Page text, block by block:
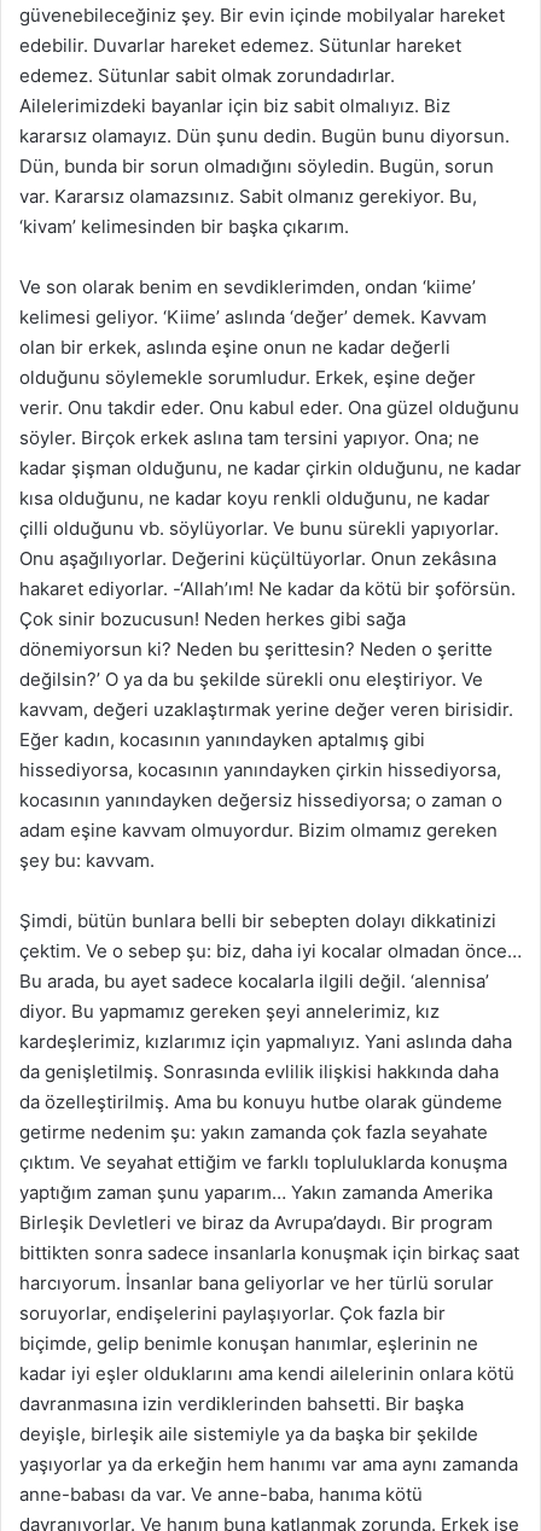
güvenebileceğiniz şey. Bir evin içinde mobilyalar hareket
edebilir. Duvarlar hareket edemez. Sütunlar hareket
edemez. Sütunlar sabit olmak zorundadırlar.
Ailelerimizdeki bayanlar için biz sabit olmalıyız. Biz
kararsız olamayız. Dün şunu dedin. Bugün bunu diyorsun.
Dün, bunda bir sorun olmadığını söyledin. Bugün, sorun
var. Kararsız olamazsınız. Sabit olmanız gerekiyor. Bu,
‘kivam’ kelimesinden bir başka çıkarım.
Ve son olarak benim en sevdiklerimden, ondan ‘kiime’
kelimesi geliyor. ‘Kiime’ aslında ‘değer’ demek. Kavvam
olan bir erkek, aslında eşine onun ne kadar değerli
olduğunu söylemekle sorumludur. Erkek, eşine değer
verir. Onu takdir eder. Onu kabul eder. Ona güzel olduğunu
söyler. Birçok erkek aslına tam tersini yapıyor. Ona; ne
kadar şişman olduğunu, ne kadar çirkin olduğunu, ne kadar
kısa olduğunu, ne kadar koyu renkli olduğunu, ne kadar
çilli olduğunu vb. söylüyorlar. Ve bunu sürekli yapıyorlar.
Onu aşağılıyorlar. Değerini küçültüyorlar. Onun zekâsına
hakaret ediyorlar. -‘Allah’ım! Ne kadar da kötü bir şoförsün.
Çok sinir bozucusun! Neden herkes gibi sağa
dönemiyorsun ki? Neden bu şerittesin? Neden o şeritte
değilsin?’ O ya da bu şekilde sürekli onu eleştiriyor. Ve
kavvam, değeri uzaklaştırmak yerine değer veren birisidir.
Eğer kadın, kocasının yanındayken aptalmış gibi
hissediyorsa, kocasının yanındayken çirkin hissediyorsa,
kocasının yanındayken değersiz hissediyorsa; o zaman o
adam eşine kavvam olmuyordur. Bizim olmamız gereken
şey bu: kavvam.
Şimdi, bütün bunlara belli bir sebepten dolayı dikkatinizi
çektim. Ve o sebep şu: biz, daha iyi kocalar olmadan önce…
Bu arada, bu ayet sadece kocalarla ilgili değil. ‘alennisa’
diyor. Bu yapmamız gereken şeyi annelerimiz, kız
kardeşlerimiz, kızlarımız için yapmalıyız. Yani aslında daha
da genişletilmiş. Sonrasında evlilik ilişkisi hakkında daha
da özelleştirilmiş. Ama bu konuyu hutbe olarak gündeme
getirme nedenim şu: yakın zamanda çok fazla seyahate
çıktım. Ve seyahat ettiğim ve farklı topluluklarda konuşma
yaptığım zaman şunu yaparım… Yakın zamanda Amerika
Birleşik Devletleri ve biraz da Avrupa’daydı. Bir program
bittikten sonra sadece insanlarla konuşmak için birkaç saat
harcıyorum. İnsanlar bana geliyorlar ve her türlü sorular
soruyorlar, endişelerini paylaşıyorlar. Çok fazla bir
biçimde, gelip benimle konuşan hanımlar, eşlerinin ne
kadar iyi eşler olduklarını ama kendi ailelerinin onlara kötü
davranmasına izin verdiklerinden bahsetti. Bir başka
deyişle, birleşik aile sistemiyle ya da başka bir şekilde
yaşıyorlar ya da erkeğin hem hanımı var ama aynı zamanda
anne-babası da var. Ve anne-baba, hanıma kötü
davranıyorlar. Ve hanım buna katlanmak zorunda. Erkek ise